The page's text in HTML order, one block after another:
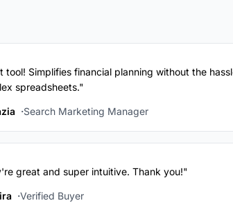
tool! Simplifies financial planning without the
spreadsheets."
Search Marketing Manager
great and super intuitive. Thank you!"
Verified Buyer